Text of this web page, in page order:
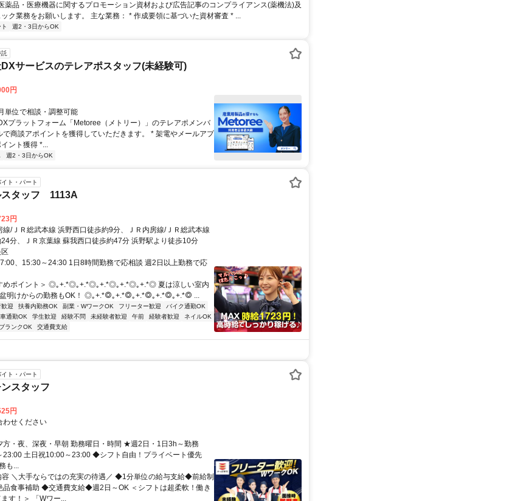
薬品・医療機器に関するプロモーション資材および広告記事のコンプライアンス(薬機法)及
ク業務をお願いします。 主な業務： * 作成要領に基づいた資材審査 * ...
週2・3日からOK
サービスのテレアポスタッフ(未経験可)
円
単位で相談・調整可能
プラットフォーム「Metoree（メトリー）」のテレアポメンバ
で商談アポイントを獲得していただきます。 * 架電やメールアプ
ント獲得 *...
週2・3日からOK
イト・パート
スタッフ 1113A
円
線/ＪＲ総武本線 浜野西口徒歩約9分、ＪＲ内房線/ＪＲ総武本線
分、ＪＲ京葉線 蘇我西口徒歩約47分 浜野駅より徒歩10分
、15:30～24:30 1日8時間勤務で応相談 週2日以上勤務で応
めポイント＞ ◎｡+.*◎｡+.*◎｡+.*◎｡+.*◎｡+.*◎ 夏は涼しい室内
盆明けからの勤務もOK！ ◎｡+.*◎｡+.*◎｡+.*◎｡+.*◎｡+.*◎ ...
迎 扶養内勤務OK 副業・WワークOK フリーター歓迎
バイク通勤OK
車通勤OK 学生歓迎 経験不問 未経験者歓迎 午前 経験者歓迎
ネイルOK
ブランクOK 交通費支給
イト・パート
スタッフ
円
わせください
方・夜、深夜・早朝 勤務曜日・時間 ★週2日・1日3h～勤務
土日祝10:00～23:00 ◆シフト自由！プライベート優先
も...
容 ＼大手ならではの充実の待遇／ ◆1分単位の給与支給◆前給制
食事補助 ◆交通費支給◆週2日～OK ＜シフトは超柔軟！働き
す！＞ 「Wワー...